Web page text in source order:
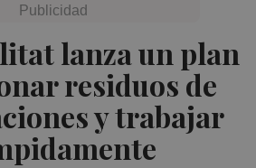
lanza un plan
residuos de
y trabajar